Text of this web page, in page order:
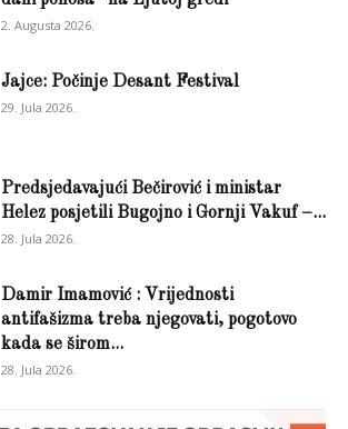
2. Augusta 2026.
Jajce: Počinje Desant Festival
29. Jula 2026.
Predsjedavajući Bečirović i ministar
Helez posjetili Bugojno i Gornji Vakuf –...
28. Jula 2026.
Damir Imamović : Vrijednosti
antifašizma treba njegovati, pogotovo
kada se širom...
28. Jula 2026.